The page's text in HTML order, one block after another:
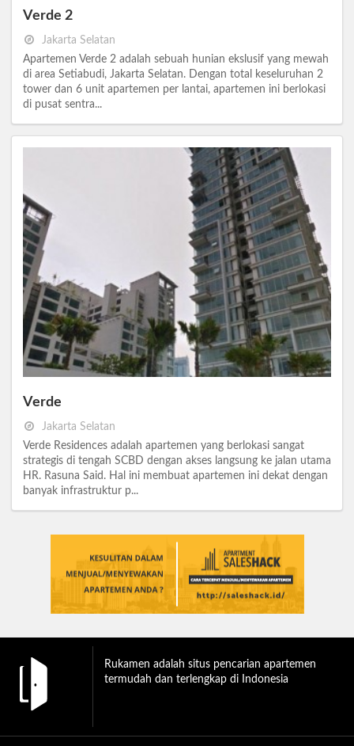
Verde 2
Jakarta Selatan
Apartemen Verde 2 adalah sebuah hunian ekslusif yang mewah
di area Setiabudi, Jakarta Selatan. Dengan total keseluruhan 2
tower dan 6 unit apartemen per lantai, apartemen ini berlokasi
di pusat sentra...
Verde
Jakarta Selatan
Verde Residences adalah apartemen yang berlokasi sangat
strategis di tengah SCBD dengan akses langsung ke jalan utama
HR. Rasuna Said. Hal ini membuat apartemen ini dekat dengan
banyak infrastruktur p...
Rukamen adalah situs pencarian apartemen
termudah dan terlengkap di Indonesia